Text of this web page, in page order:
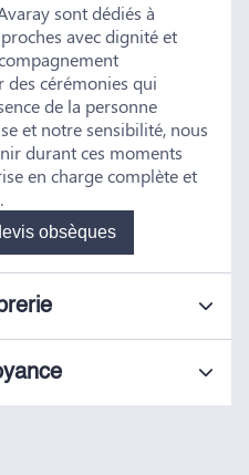
sont dédiés à
avec dignité et
cérémonies qui
de la personne
et notre sensibilité, nous
durant ces moments
en charge complète et
Demande de devis obsèques